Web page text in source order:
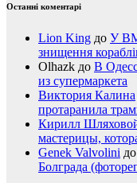
Останні коментарі
Lion King до У
знищення
Olhazk до В
из супермаркета
Виктория Калина
протаранила
Кирилл
мастерицы,
Genek Valvolini до
Болграда